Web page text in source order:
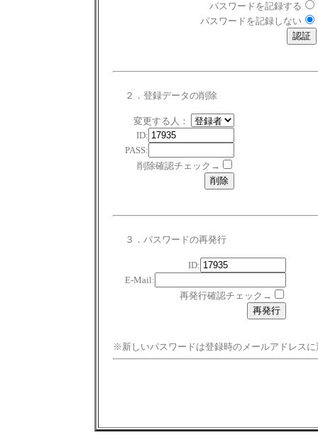
パスワードを記録する
パスワードを記録しない
２．登録データの削除
変更する人：
ID:
PASS:
削除確認チェック→
３．パスワードの再発行
ID:
E-Mail:
再発行確認チェック→
※新しいパスワードは登録時のメールアドレスに